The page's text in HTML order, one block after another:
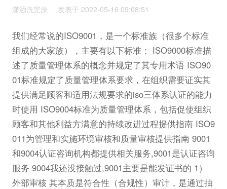
潇洒洗完澡 发表于 2022-05-16 09:08:51
我们经常说的ISO9001，是一个标准族（很多个标准
组成的大家族），主要有以下标准： ISO9000标准描
述了质量管理体系的概念并规定了其专用术语 ISO90
01标准规定了质量管理体系要求，在组织需要证实其
提供满足顾客和适用法规要求的iso三体系认证的能力
时使用 ISO9004标准为质量管理体系，包括促使组织
顾客和其他利益方满意的持续改进过程提供指南 ISO9
011为管理和实施环境审核和质量审核提供指南 9001
和9004认证咨询机构都提供相关服务,9001是认证咨询
服务 9004我还没接触过,9001主要是能发证书的 1）
外部审核 其本质是符合性（合规性）审计，是通过抽